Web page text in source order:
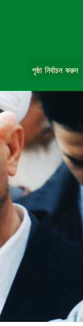
পৃষ্ঠা নির্বাচন করুন